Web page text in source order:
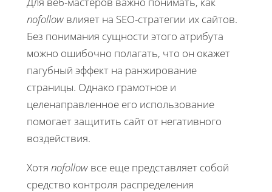
nofollow влияет на SEO-стратегии их сайтов.
Без понимания сущности этого атрибута
можно ошибочно полагать, что он окажет
пагубный эффект на ранжирование
страницы. Однако грамотное и
целенаправленное его использование
помогает защитить сайт от негативного
воздействия.
Хотя nofollow все еще представляет собой
средство контроля распределения